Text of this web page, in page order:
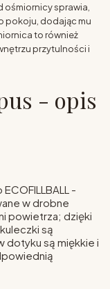
ośmiornicy sprawia,
pokoju, dodając mu
to również
przytulności i
- opis
-
w drobne
powietrza; dzięki
są
dotyku są miękkie i